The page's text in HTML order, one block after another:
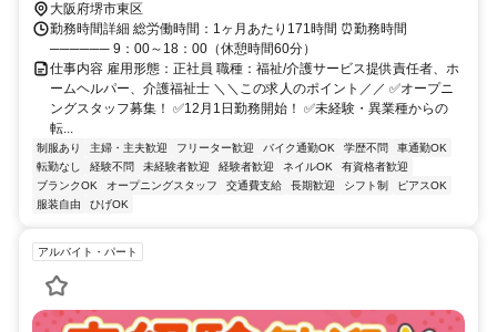
大阪府堺市東区
勤務時間詳細 総労働時間：1ヶ月あたり171時間 ⏰勤務時間
────── 9：00～18：00（休憩時間60分）
仕事内容 雇用形態：正社員 職種：福祉/介護サービス提供責任者、ホ
ームヘルパー、介護福祉士 ＼＼この求人のポイント／／ ✅オープニ
ングスタッフ募集！ ✅12月1日勤務開始！ ✅未経験・異業種からの
転...
制服あり 主婦・主夫歓迎 フリーター歓迎 バイク通勤OK 学歴不問
車通勤OK
転勤なし
経験不問 未経験者歓迎 経験者歓迎 ネイルOK
有資格者歓迎
ブランクOK
オープニングスタッフ 交通費支給 長期歓迎 シフト制
ピアスOK
服装自由
ひげOK
アルバイト・パート